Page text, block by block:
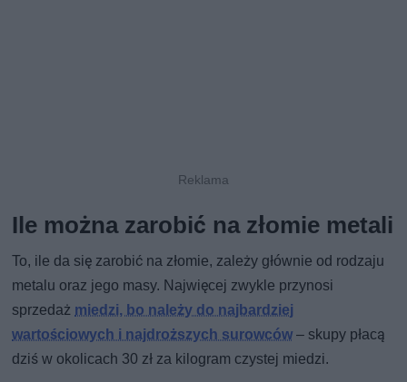
Ile można zarobić na złomie metali
To, ile da się zarobić na złomie, zależy głównie od rodzaju
metalu oraz jego masy. Najwięcej zwykle przynosi
sprzedaż miedzi, bo należy do najbardziej
wartościowych i najdroższych surowców – skupy płacą
dziś w okolicach 30 zł za kilogram czystej miedzi.